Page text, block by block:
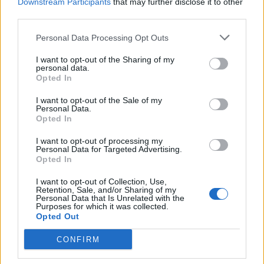
Personal Data Processing Opt Outs
I want to opt-out of the Sharing of my
personal data.
Opted In
I want to opt-out of the Sale of my
Personal Data.
Opted In
I want to opt-out of processing my
Personal Data for Targeted Advertising.
Opted In
I want to opt-out of Collection, Use,
Retention, Sale, and/or Sharing of my
Personal Data that Is Unrelated with the
Purposes for which it was collected.
Opted Out
CONFIRM
Kadrijaj: Seanca e
jashtëzakonshme mbahet
siguruar
Nëntoger Kushtrim
Derguti përfundon me
Ushtarake Sandhurst
Bllokada politike vijon,
analistët shohin rrezik për
zgjedhje të parakohshme
Pesë zyrtarë të Listës
Serbe përballen me
vëmendje politike dhe të
sigurisë